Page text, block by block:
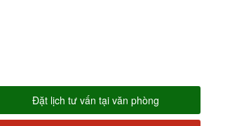
Đặt lịch tư vấn tại văn phòng